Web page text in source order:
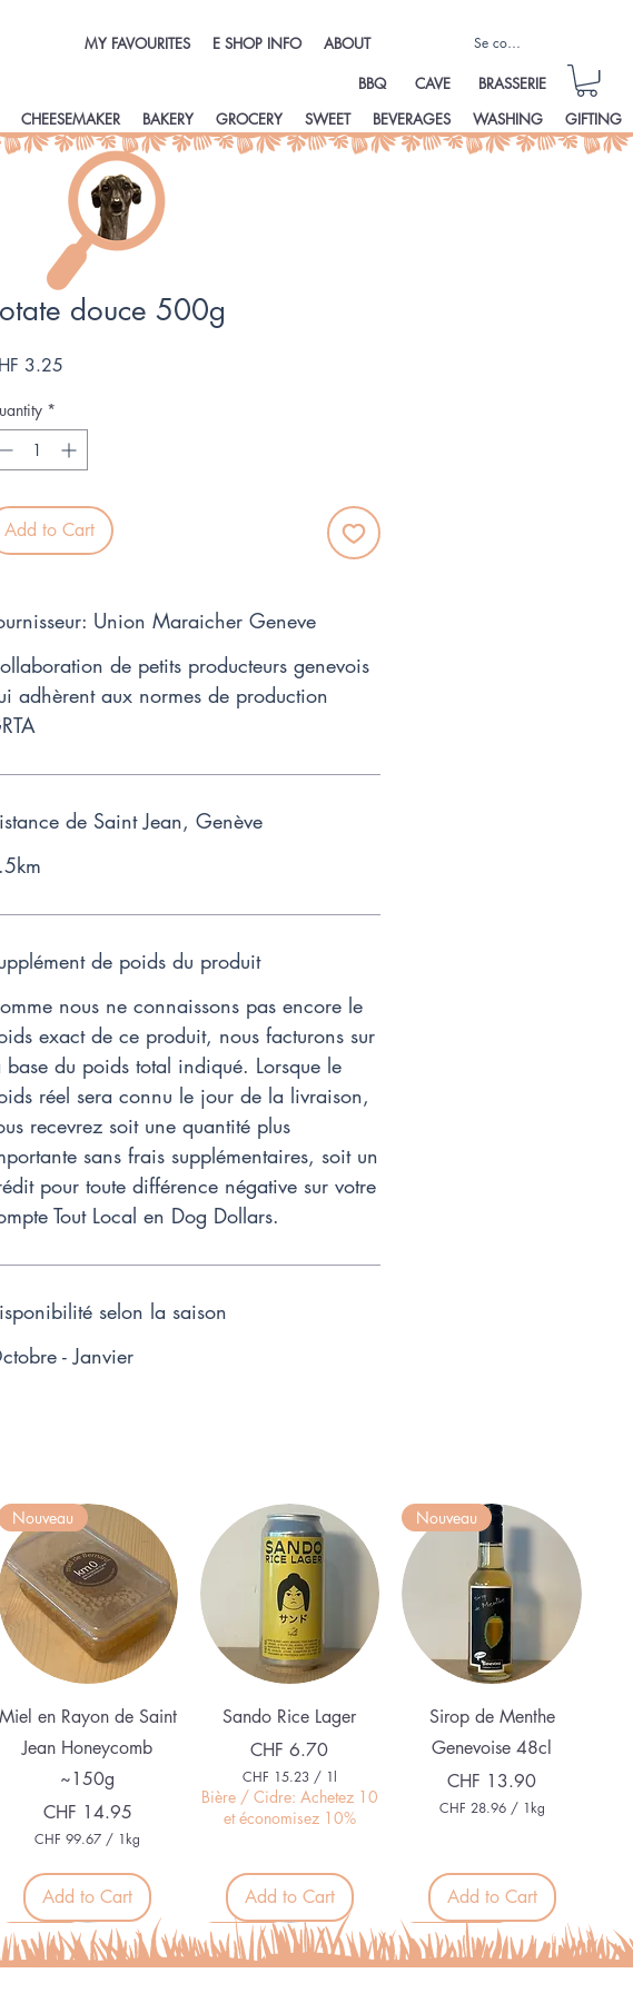
MY FAVOURITES E SHOP INFO ABOUT Se connecter
BBQ CAVE
BRASSERIE
CHEESEMAKER BAKERY GROCERY SWEET BEVERAGES WASHING GIFTING
douce 500g
3.25
*
Add to Cart
Union Maraicher Geneve
de petits producteurs genevois
adhèrent aux normes de production
de Saint Jean, Genève
de poids du produit
nous ne connaissons pas encore le
exact de ce produit, nous facturons sur
base du poids total indiqué. Lorsque le
réel sera connu le jour de la livraison,
recevrez soit une quantité plus
sans frais supplémentaires, soit un
pour toute différence négative sur votre
Tout Local en Dog Dollars.
selon la saison
- Janvier
Quick View
Nouveau
Miel en Rayon de Saint
Jean Honeycomb
~150g
Price
CHF 14.95
CHF 99.67 / 1kg
H
F
9
9
.
Add to Cart
Quick View
Sando Rice Lager
Price
CHF 6.70
CHF 15.23 / 1l
C
H
F
.
2
3
p
e
Bière / Cidre: Achetez 10
et économisez 10%
Add to Cart
Quick View
Nouveau
Sirop de Menthe
Genevoise 48cl
Price
CHF 13.90
CHF 28.96 / 1kg
2
9
6
Add to Cart
Organic Organic Alcohol free